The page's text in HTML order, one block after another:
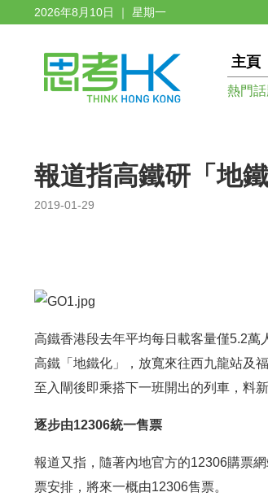
2026年8月10日 ｜ 星期一
主頁
熱門話
報道指高鐵研「地
2019-01-29
高鐵香港段去年平均每日載客量僅5.2
高鐵「地鐵化」，放寬來往西九龍站及
至入閘後即乘搭下一班開出的列車，料
逐步由12306統一售票
報道又指，隨著內地官方的12306購票
票安排，將來一概由12306售票。